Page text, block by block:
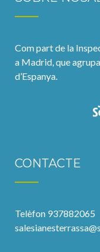
Com part de la
a Madrid, que
d’Espanya.
CONTACTE
Telèfon 937882065